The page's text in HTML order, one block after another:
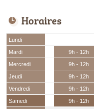
Horaires
Lundi
Mardi
9h - 12h
Mercredi
9h - 12h
Jeudi
9h - 12h
Vendredi
9h - 12h
Samedi
9h - 12h